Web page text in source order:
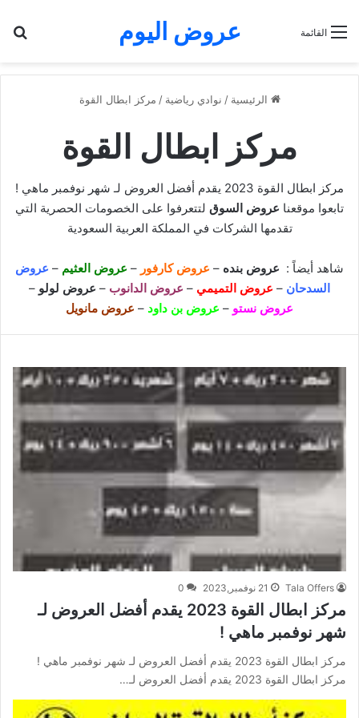
عروض اليوم القائمة
الرئيسية / نوادي رياضية / مركز ابطال القوة
مركز ابطال القوة
مركز ابطال القوة 2023 يقدم أفضل العروض لـ شهر نوفمبر ماهي !
تابعوا موقعنا عروض السوق لتتعرفوا على الخصومات الحصرية التي
تقدمها الشركات في المملكة العربية السعودية
شاهد أيضاً : عروض بنده – عروض كارفور – عروض العثيم – عروض
السدحان – عروض التميمي – عروض الدانوب – عروض لولو –
عروض نستو – عروض بن داود – عروض مانويل
Tala Offers 21 نوفمبر,2023 0
مركز ابطال القوة 2023 يقدم أفضل العروض لـ
شهر نوفمبر ماهي !
مركز ابطال القوة 2023 يقدم أفضل العروض لـ شهر نوفمبر ماهي !
مركز ابطال القوة 2023 يقدم أفضل العروض لـ…